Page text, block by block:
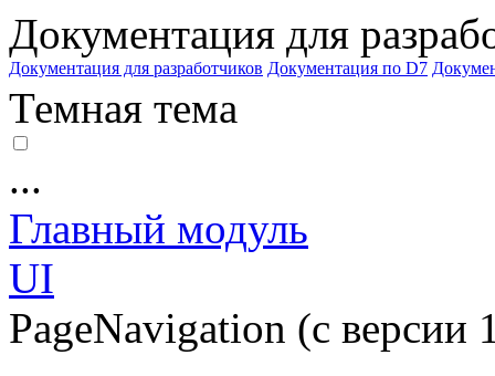
Документация для
Документация для разработчиков Документация по D7
Темная тема
...
Главный модуль
UI
PageNavigation (с версии